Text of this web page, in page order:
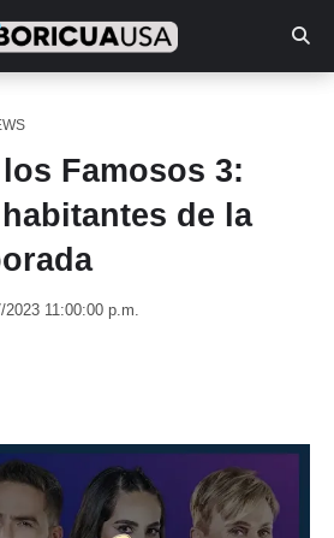
Famosos 3:
de la
2023 11:00:00 p.m.